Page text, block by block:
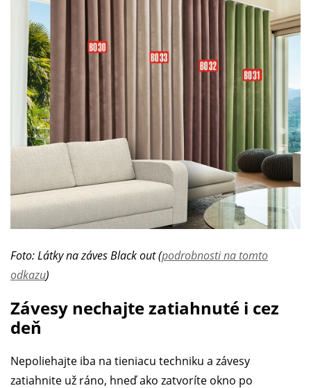
Foto: Látky na záves Black out (podrobnosti na tomto
odkazu)
Závesy nechajte zatiahnuté i cez
deň
Nepoliehajte iba na tieniacu techniku a závesy
zatiahnite už ráno, hneď ako zatvoríte okno po